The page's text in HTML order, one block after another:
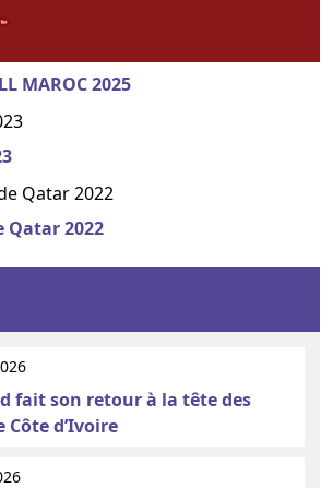
MAROC 2025
Qatar 2022
fait son retour à la tête des
Côte d’Ivoire